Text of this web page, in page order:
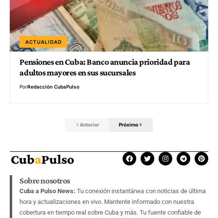
ACTUALIDAD
Pensiones en Cuba: Banco anuncia prioridad para
adultos mayores en sus sucursales
PorRedacción CubaPulso
Anterior Próximo
Sobre nosotros
Cuba a Pulso News: Tu conexión instantánea con noticias de última
hora y actualizaciones en vivo. Mantente informado con nuestra
cobertura en tiempo real sobre Cuba y más. Tu fuente confiable de